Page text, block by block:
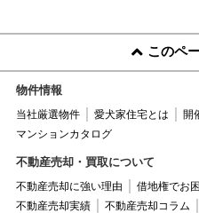
このペ
物件情報
当社厳選物件 愛犬家住宅とは
開
マンションカタログ
不動産売却・買取について
不動産売却に強い理由 借地権でお
不動産売却実績
不動産売却コラム